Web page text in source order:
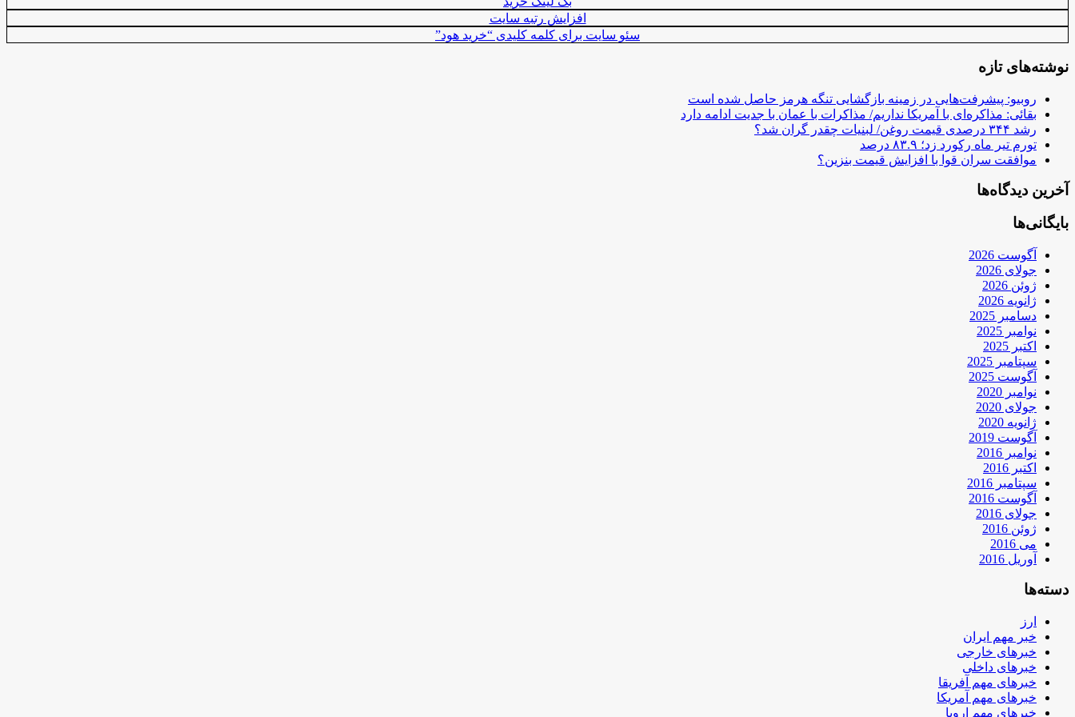
افزایش رتبه سایت
سئو سایت برای کلمه کلیدی “خرید هود”
نوشته‌های تازه
روبیو: پیشرفت‌هایی در زمینه بازگشایی تنگه هرمز حاصل شده است
بقائی: مذاکره‌ای با آمریکا نداریم/ مذاکرات با عمان با جدیت ادامه دارد
رشد ۳۴۴ درصدی قیمت روغن/ لبنیات چقدر گران شد؟
تورم تیر ماه رکورد زد؛ ۸۳.۹ درصد
موافقت سران قوا با افزایش قیمت بنزین؟
آخرین دیدگاه‌ها
بایگانی‌ها
آگوست 2026
جولای 2026
ژوئن 2026
ژانویه 2026
دسامبر 2025
نوامبر 2025
اکتبر 2025
سپتامبر 2025
آگوست 2025
نوامبر 2020
جولای 2020
ژانویه 2020
آگوست 2019
نوامبر 2016
اکتبر 2016
سپتامبر 2016
آگوست 2016
جولای 2016
ژوئن 2016
می 2016
آوریل 2016
دسته‌ها
ارز
خبر مهم ایران
خبرهای خارجی
خبرهای داخلی
خبرهای مهم آفریقا
خبرهای مهم آمریکا
خبرهای مهم اروپا